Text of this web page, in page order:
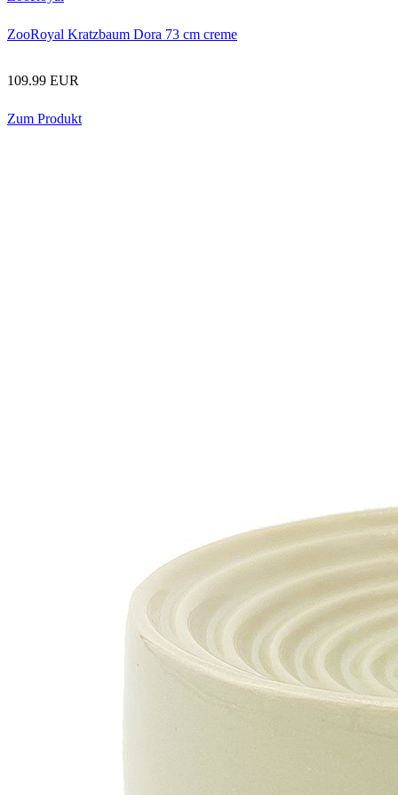
ZooRoyal Kratzbaum Dora 73 cm creme
109.99 EUR
Zum Produkt